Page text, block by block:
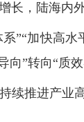
长，陆海
”“加快高
”转向“质效
续推进产业